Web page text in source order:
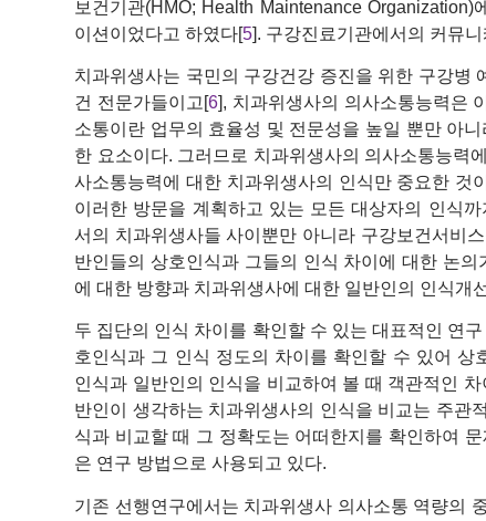
보건기관(HMO; Health Maintenance
이션이었다고 하였다[5]. 구강진료기관에서의 커뮤
치과위생사는 국민의 구강건강 증진을 위한 구강병
건 전문가들이고[6], 치과위생사의 의사소통능력은
소통이란 업무의 효율성 및 전문성을 높일 뿐만 아
한 요소이다. 그러므로 치과위생사의 의사소통능력
사소통능력에 대한 치과위생사의 인식만 중요한 것
이러한 방문을 계획하고 있는 모든 대상자의 인식
서의 치과위생사들 사이뿐만 아니라 구강보건서비
반인들의 상호인식과 그들의 인식 차이에 대한 논
에 대한 방향과 치과위생사에 대한 일반인의 인식개
두 집단의 인식 차이를 확인할 수 있는 대표적인 연
호인식과 그 인식 정도의 차이를 확인할 수 있어 상
인식과 일반인의 인식을 비교하여 볼 때 객관적인
반인이 생각하는 치과위생사의 인식을 비교는 주관
식과 비교할 때 그 정확도는 어떠한지를 확인하여
은 연구 방법으로 사용되고 있다.
기존 선행연구에서는 치과위생사 의사소통 역량의